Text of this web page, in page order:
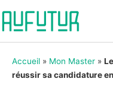
Accueil » Mon Master »
réussir sa candidature